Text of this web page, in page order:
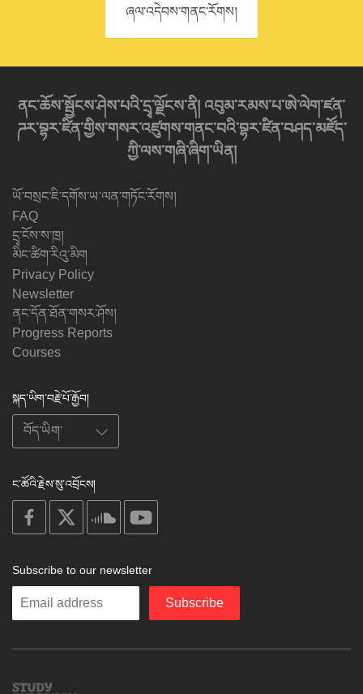
ཞལ་འདེབས་གནང་རོགས།
ནང་ཆོས་སྦྱོངས་ཤེས་པའི་དྲྭ་ལྗོངས་ནི། འབུམ་རམས་པ་ཨེ་ལེག་ཛན་
ཌར་བྷར་ཛིན་གྱིས་གསར་འཛུགས་གནང་བའི་བྷར་ཛིན་བཤད་མཛོད་
ཀྱི་ལས་གཞི་ཞིག་ཡིན།
ཡོ་བསྲང་ཇི་དགོས་ཡ་ལན་གཏོང་རོགས།
FAQ
དྲྭ་ངོས་ས་ཁྲ།
མིང་ཚིག་རིའུ་མིག
Privacy Policy
Newsletter
ནང་དོན་ཐོན་གསར་ཤོས།
Progress Reports
Courses
སྐད་ཡིག་བརྗེ་པོ་རྒྱོབ།
ང་ཚོའི་རྗེས་སུ་འབྲོངས།
on
facebook
soundcloud
Subscribe to our newsletter
Enter
Subscribe
Study